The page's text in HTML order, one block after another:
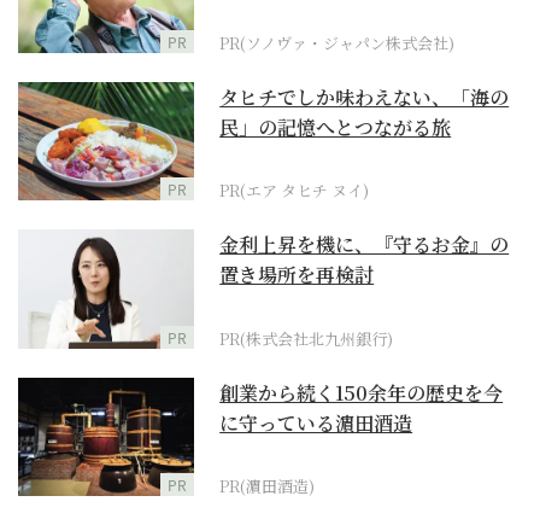
PR PR(ソノヴァ・ジャパン株式会社)
PR
タヒチでしか味わえない、「海の
民」の記憶へとつながる旅
PR(エア タヒチ ヌイ)
PR
金利上昇を機に、『守るお金』の
置き場所を再検討
PR(株式会社北九州銀行)
PR
創業から続く150余年の歴史を今
に守っている濵田酒造
PR(濵田酒造)